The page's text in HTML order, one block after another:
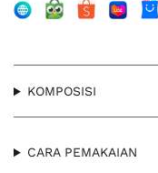
KOMPOSISI
CARA PEMAKAIAN